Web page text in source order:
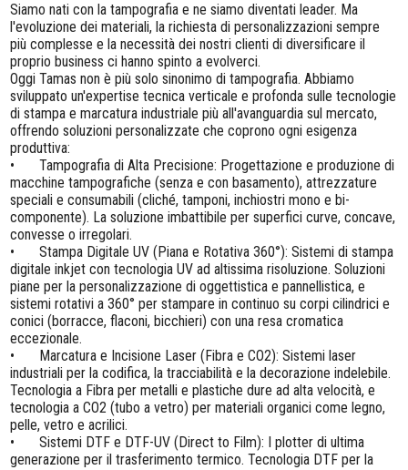
Siamo nati con la tampografia e ne siamo diventati leader. Ma
l'evoluzione dei materiali, la richiesta di personalizzazioni sempre
più complesse e la necessità dei nostri clienti di diversificare il
proprio business ci hanno spinto a evolverci.
Oggi Tamas non è più solo sinonimo di tampografia. Abbiamo
sviluppato un'expertise tecnica verticale e profonda sulle tecnologie
di stampa e marcatura industriale più all'avanguardia sul mercato,
offrendo soluzioni personalizzate che coprono ogni esigenza
produttiva:
•
Tampografia di Alta Precisione: Progettazione e produzione di
macchine tampografiche (senza e con basamento), attrezzature
speciali e consumabili (cliché, tamponi, inchiostri mono e bi-
componente). La soluzione imbattibile per superfici curve, concave,
convesse o irregolari.
•
Stampa Digitale UV (Piana e Rotativa 360°): Sistemi di stampa
digitale inkjet con tecnologia UV ad altissima risoluzione. Soluzioni
piane per la personalizzazione di oggettistica e pannellistica, e
sistemi rotativi a 360° per stampare in continuo su corpi cilindrici e
conici (borracce, flaconi, bicchieri) con una resa cromatica
eccezionale.
•
Marcatura e Incisione Laser (Fibra e CO2): Sistemi laser
industriali per la codifica, la tracciabilità e la decorazione indelebile.
Tecnologia a Fibra per metalli e plastiche dure ad alta velocità, e
tecnologia a CO2 (tubo a vetro) per materiali organici come legno,
pelle, vetro e acrilici.
•
Sistemi DTF e DTF-UV (Direct to Film): I plotter di ultima
generazione per il trasferimento termico. Tecnologia DTF per la